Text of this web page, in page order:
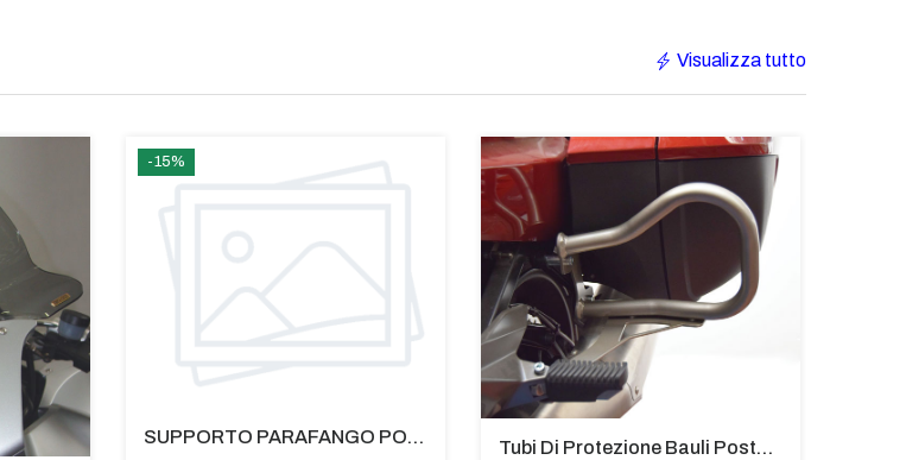
Visualizza tutto
-15%
SUPPORTO PARAFANGO POSTERIORE BMW F900XR
Tubi Di Protezione Bauli Posteriori Per Bmw K 1600 Gt/Gtl (2010>2016) GIALLO - TB8025-K1600GTL